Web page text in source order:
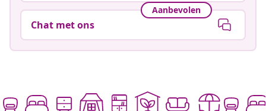
Aanbevolen
Chat met ons